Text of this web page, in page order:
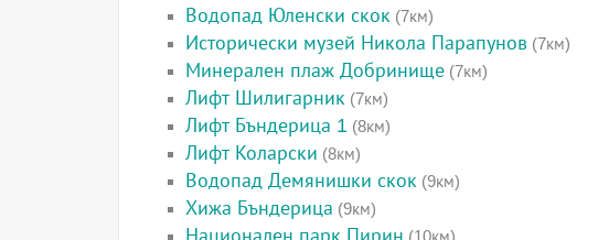
Водопад Юленски скок (7км)
Исторически музей Никола Парапунов (7км)
Минерален плаж Добринище (7км)
Лифт Шилигарник (7км)
Лифт Бъндерица 1 (8км)
Лифт Коларски (8км)
Водопад Демянишки скок (9км)
Хижа Бъндерица (9км)
Национален парк Пирин (10км)